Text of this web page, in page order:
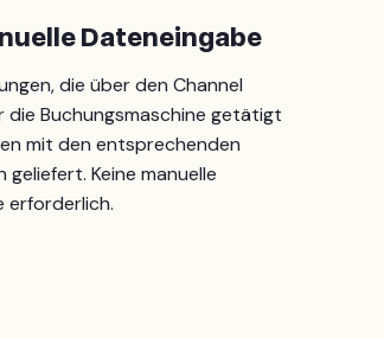
Dateneingabe
die über den Channel
die Buchungsmaschine getätigt
mit den entsprechenden
geliefert. Keine manuelle
erforderlich.